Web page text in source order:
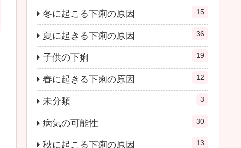
冬に起こる下痢の原因 15
夏に起きる下痢の原因 36
子供の下痢 19
春に起きる下痢の原因 12
未分類 3
病気の可能性 30
秋に起こる下痢の原因 13